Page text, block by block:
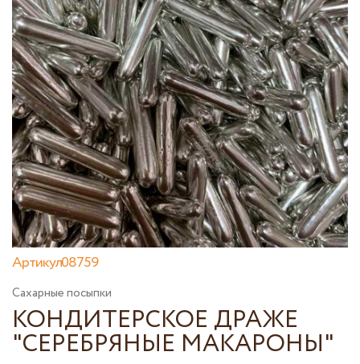
Артикул08759
Сахарные посыпки
КОНДИТЕРСКОЕ ДРАЖЕ
"СЕРЕБРЯНЫЕ МАКАРОНЫ"